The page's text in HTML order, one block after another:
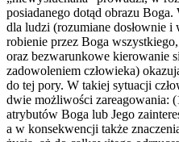
posiadanego dotąd obrazu
dla ludzi (rozumiane dosłownie i
robienie przez Boga
oraz bezwarunkowe kierowanie
zadowoleniem człowieka)
do tej pory. W takiej sytuacji
dwie możliwości zareagowania:
atrybutów Boga lub Jego
a w konsekwencji także